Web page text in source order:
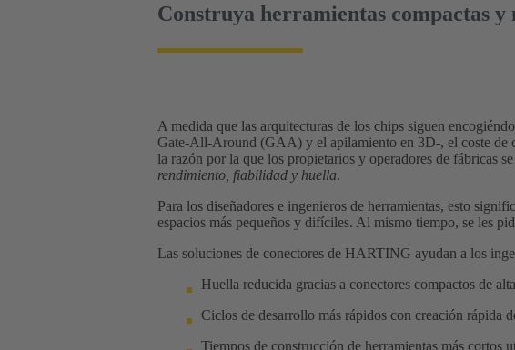
Construya herramientas compactas
A medida que las arquitecturas de los chips siguen
Gate-All-Around (GAA) y el apilamiento en 3D-, el coste de
la razón por la que los propietarios y operadores de fábricas
rendimiento, fiabilidad y huella.
Para los diseñadores e ingenieros de herramientas, esto
espacios más pequeños y difíciles. Al mismo tiempo, se les
Las soluciones de conectores de HARTING ayudan a los
Huella reducida gracias a conectores compactos de
Ciclos de desarrollo más rápidos con creación rápida
Tiempos de construcción de herramientas más